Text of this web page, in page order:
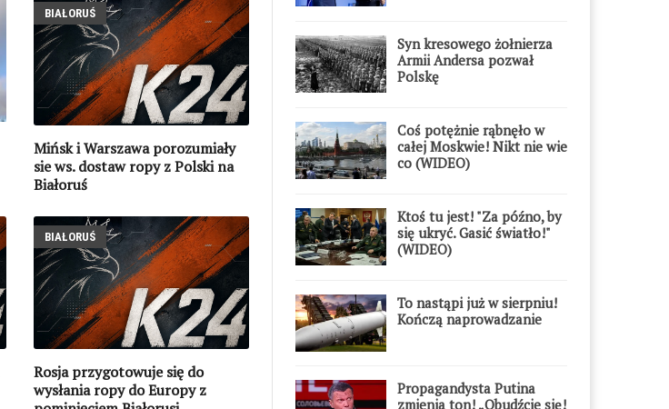
BIAŁORUŚ
Mińsk i Warszawa porozumiały
sie ws. dostaw ropy z Polski na
Białoruś
BIAŁORUŚ
Rosja przygotowuje się do
wysłania ropy do Europy z
Syn kresowego żołnierza
Armii Andersa pozwał
Polskę
Coś potężnie rąbnęło w
całej Moskwie! Nikt nie wie
co (WIDEO)
Ktoś tu jest! "Za późno, by
się ukryć. Gasić światło!"
(WIDEO)
To nastąpi już w sierpniu!
Kończą naprowadzanie
Propagandysta Putina
zmienia ton! „Obudźcie się!